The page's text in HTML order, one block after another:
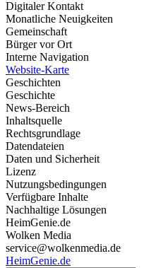
Digitaler Kontakt
Monatliche Neuigkeiten
Gemeinschaft
Bürger vor Ort
Interne Navigation
Website-Karte
Geschichten
Geschichte
News-Bereich
Inhaltsquelle
Rechtsgrundlage
Datendateien
Daten und Sicherheit
Lizenz
Nutzungsbedingungen
Verfügbare Inhalte
Nachhaltige Lösungen
HeimGenie.de
Wolken Media
service@wolkenmedia.de
HeimGenie.de